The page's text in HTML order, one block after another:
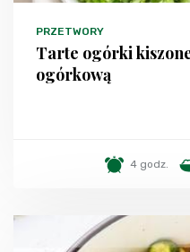
PRZETWORY
Tarte ogórki
ogórkową
4 godz.